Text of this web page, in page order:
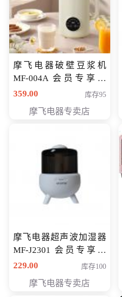
摩飞电器破壁豆浆机
MF-004A 会员专享价
168元
359.00 库存95
摩飞电器专卖店
摩飞电器超声波加湿器
MF-J2301 会员专享价
168元
229.00 库存100
摩飞电器专卖店